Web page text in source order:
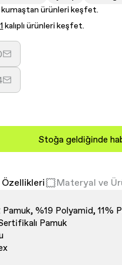
kumaştan ürünleri keşfet.
kalıplı ürünleri keşfet.
Stoğa geldiğinde
Özellikleri Materyal ve
%19 Polyamid, 11%
Pamuk